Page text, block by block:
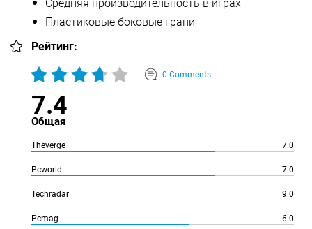
Средняя производительность в играх
Пластиковые боковые грани
Рейтинг:
0 Comments
7.4
Общая
Theverge 7.0
Pcworld 7.0
Techradar 9.0
Pcmag 6.0